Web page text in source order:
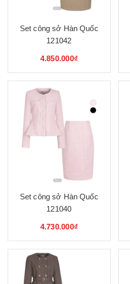
Set công sở Hàn Quốc
121042
4.850.000₫
Set công sở Hàn Quốc
121040
4.730.000₫